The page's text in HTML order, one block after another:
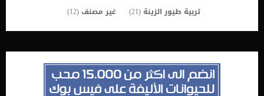
تربية طيور الزينة (21) غير مصنف(12)